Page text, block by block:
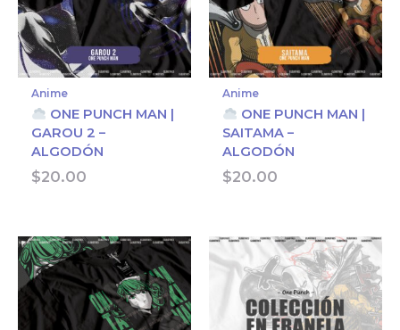
Anime
ONE PUNCH MAN |
GAROU 2 –
ALGODÓN
$20.00
Anime
ONE PUNCH MAN |
SAITAMA –
ALGODÓN
$20.00